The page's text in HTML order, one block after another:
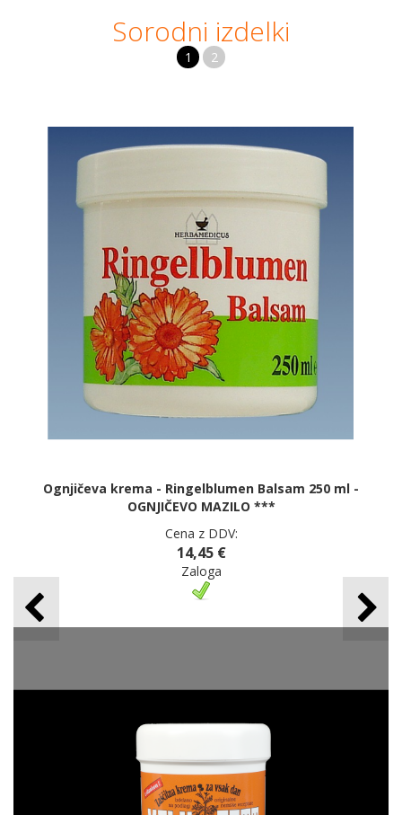
Sorodni izdelki
1 2
Ognjičeva krema - Ringelblumen Balsam 250 ml -
OGNJIČEVO MAZILO ***
Cena z DDV:
14,45 €
Zaloga